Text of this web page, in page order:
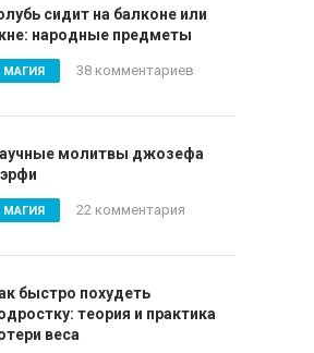
сидит на балконе или
народные предметы
МАГИЯ 38 комментариев
молитвы джозефа
МАГИЯ 22 комментария
быстро похудеть
теория и практика
веса